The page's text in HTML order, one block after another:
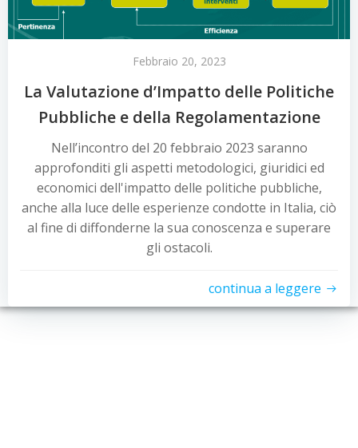
Febbraio 20, 2023
La Valutazione d’Impatto delle Politiche
Pubbliche e della Regolamentazione
Nell’incontro del 20 febbraio 2023 saranno
approfonditi gli aspetti metodologici, giuridici ed
economici dell'impatto delle politiche pubbliche,
anche alla luce delle esperienze condotte in Italia, ciò
al fine di diffonderne la sua conoscenza e superare
gli ostacoli.
continua a leggere